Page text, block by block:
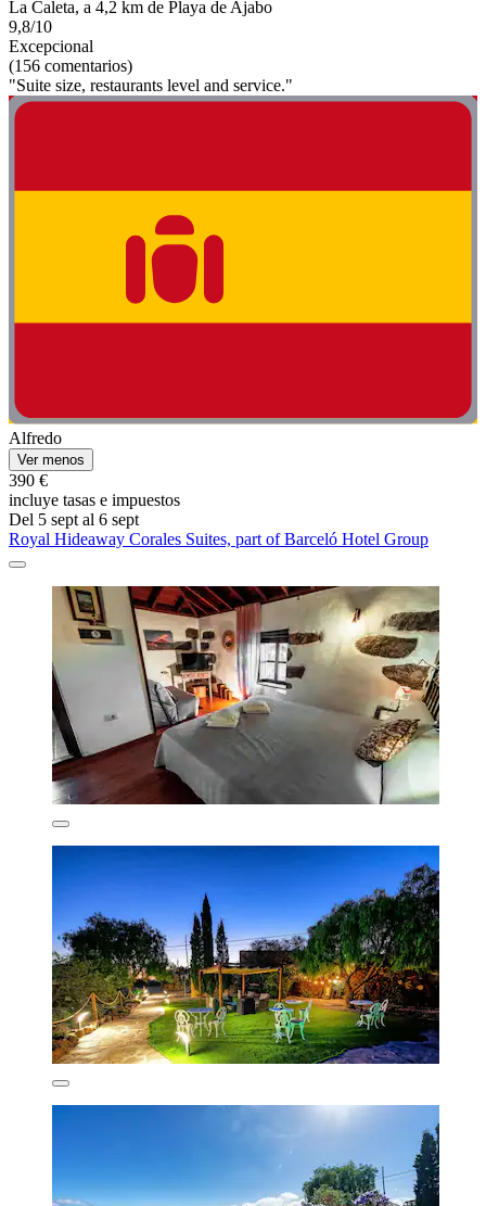
La Caleta, a 4,2 km de Playa de Ajabo
9,8/10
Excepcional
(156 comentarios)
"Suite size, restaurants level and service."
Alfredo
Ver menos
390 €
incluye tasas e impuestos
Del 5 sept al 6 sept
Royal Hideaway Corales Suites, part of Barceló Hotel Group